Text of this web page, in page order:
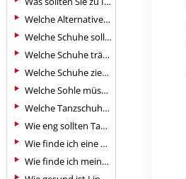
Welche Alternativen gibt es zu Tanzschuhen?
Welche Schuhe sollte man in einem Tanzkurs für Anfänger tragen?
Welche Schuhe trägt man beim Tanzkurs?
Welche Schuhe zieht man zum Line Dance an?
Welche Sohle müssen Tanzschuhe haben?
Welche Tanzschuhe sind die besten?
Wie eng sollten Tanzschuhe sitzen?
Wie finde ich eine Tanzpartnerin?
Wie finde ich meine Tanzschuhgröße heraus?